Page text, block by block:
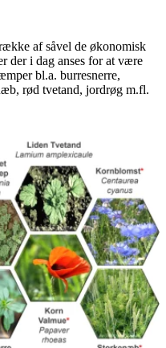
af såvel de økonomisk
der i dag anses for at være
bl.a. burresnerre,
rød tvetand, jordrøg m.fl.